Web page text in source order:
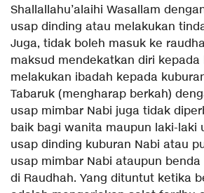
Shallallahu’alaihi Wasallam
usap dinding atau melakukan
Juga, tidak boleh masuk ke
maksud mendekatkan diri kepada
melakukan ibadah kepada
Tabaruk (mengharap berkah)
usap mimbar Nabi juga tidak
baik bagi wanita maupun laki-laki
usap dinding kuburan Nabi atau
usap mimbar Nabi ataupun
di Raudhah. Yang dituntut ketika